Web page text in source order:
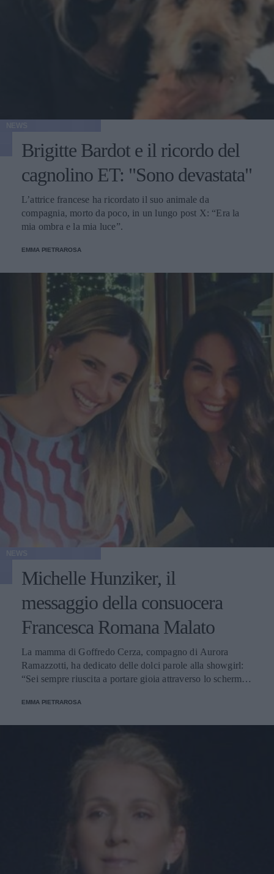
Brigitte Bardot e il ricordo del
cagnolino ET: "Sono devastata"
L’attrice francese ha ricordato il suo animale da
compagnia, morto da poco, in un lungo post X: “Era la
mia ombra e la mia luce”.
EMMA PIETRAROSA
Michelle Hunziker, il
messaggio della consuocera
Francesca Romana Malato
La mamma di Goffredo Cerza, compagno di Aurora
Ramazzotti, ha dedicato delle dolci parole alla showgirl:
“Sei sempre riuscita a portare gioia attraverso lo schermo e
EMMA PIETRAROSA